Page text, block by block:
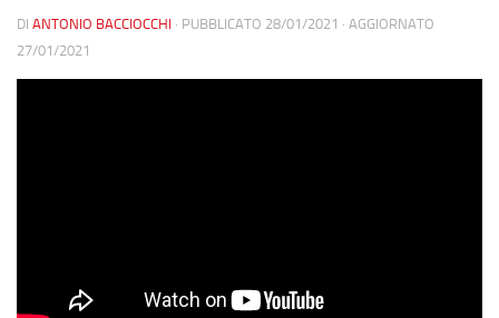
DI ANTONIO BACCIOCCHI · PUBBLICATO 28/01/2021 · AGGIORNATO
27/01/2021